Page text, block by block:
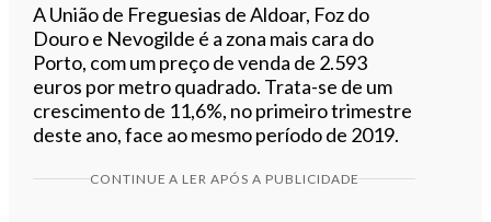
A União de Freguesias de Aldoar, Foz do
Douro e Nevogilde é a zona mais cara do
Porto, com um preço de venda de 2.593
euros por metro quadrado. Trata-se de um
crescimento de 11,6%, no primeiro trimestre
deste ano, face ao mesmo período de 2019.
CONTINUE A LER APÓS A PUBLICIDADE